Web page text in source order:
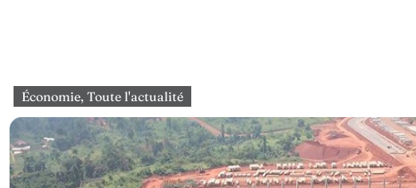
Économie, Toute l'actualité